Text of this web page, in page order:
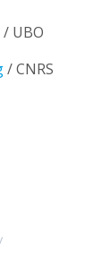
/ UBO
/ CNRS